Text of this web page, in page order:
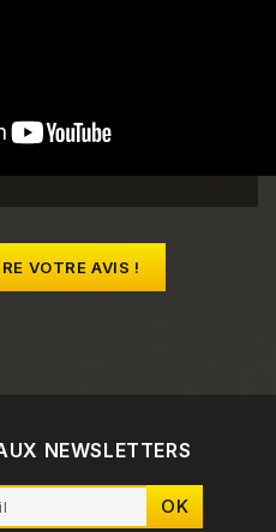
VOTRE AVIS !
NEWSLETTERS